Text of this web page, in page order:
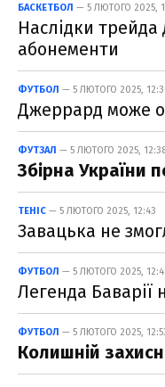
БАСКЕТБОЛ — 5 ЛЮТОГО 2025,
Наслідки
абонементи
ФУТБОЛ — 5 ЛЮТОГО 2025,
Джеррард може
ФУТЗАЛ — 5 ЛЮТОГО 2025,
Збірна України
ТЕНІС — 5 ЛЮТОГО 2025, 12:43
Завацька не
ФУТБОЛ — 5 ЛЮТОГО 2025,
Легенда Баварії
ФУТБОЛ — 5 ЛЮТОГО 2025,
Колишній